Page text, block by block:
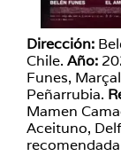
Dirección:
Chile. Año:
Funes,
Peñarrubia.
Mamen
Aceituno,